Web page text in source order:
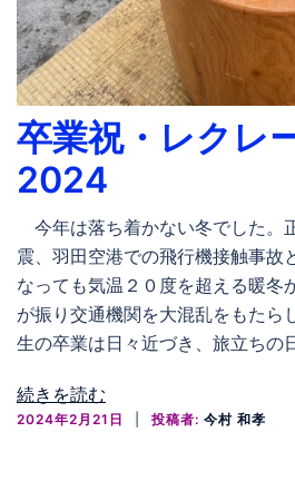
卒業祝・レクレ
2024
今年は落ち着かない冬でした。
震、羽田空港での飛行機接触事故
なっても気温２０度を超える暖冬
が振り交通機関を大混乱をもたら
生の卒業は日々近づき、旅立ちの
続きを読む
2024年2月21日 投稿者: 今村 和孝